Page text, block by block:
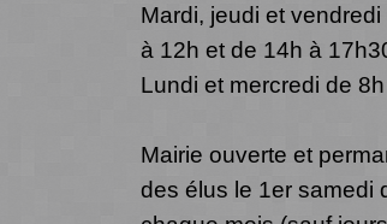
Mardi, jeudi et vendredi
à 12h et de 14h à
Lundi et mercredi de
Mairie ouverte et
des élus le 1er samedi